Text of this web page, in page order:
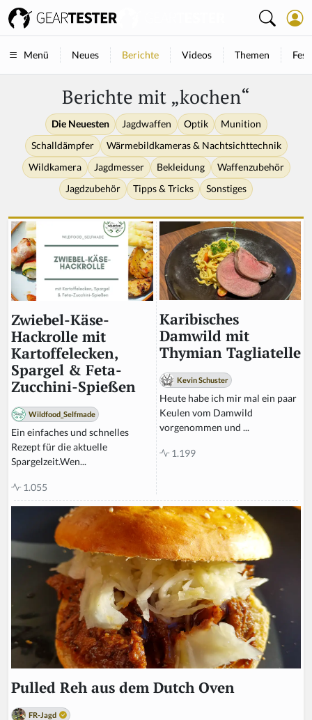
Menü Neues Berichte Videos Themen
Berichte mit „kochen“
Die Neuesten Jagdwaffen Optik
Munition
Schalldämpfer
Wärmebildkameras & Nachtsichttechnik
Wildkamera
Jagdmesser Bekleidung
Waffenzubehör
Jagdzubehör
Tipps & Tricks Sonstiges
Zwiebel-Käse-
Hackrolle mit
Kartoffelecken,
Spargel & Feta-
Zucchini-Spießen
Wildfood_Selfmade
Ein einfaches und schnelles
Rezept für die aktuelle
Spargelzeit.Wen...
1.055
Karibisches
Damwild mit
Thymian Tagliatelle
Kevin Schuster
Heute habe ich mir mal ein paar
Keulen vom Damwild
vorgenommen und ...
1.199
Pulled Reh aus dem Dutch Oven
FR-Jagd